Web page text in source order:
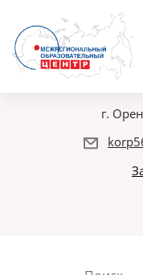
г.